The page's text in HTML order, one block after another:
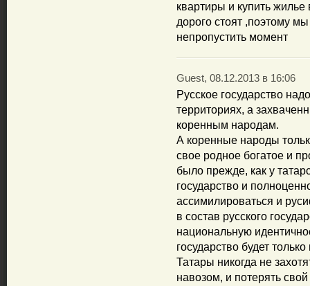
квартиры и купить
дорого стоят ,поэтому
непропустить момент
Guest, 08.12.2013 в 16:06
Русское государство
территориях, а
коренным народам.
А коренные народы
свое родное богатое и
было прежде, как у
государство и
ассимилироваться и
в состав русского
национальную
государство будет
Татары никогда не
навозом, и потерять свой